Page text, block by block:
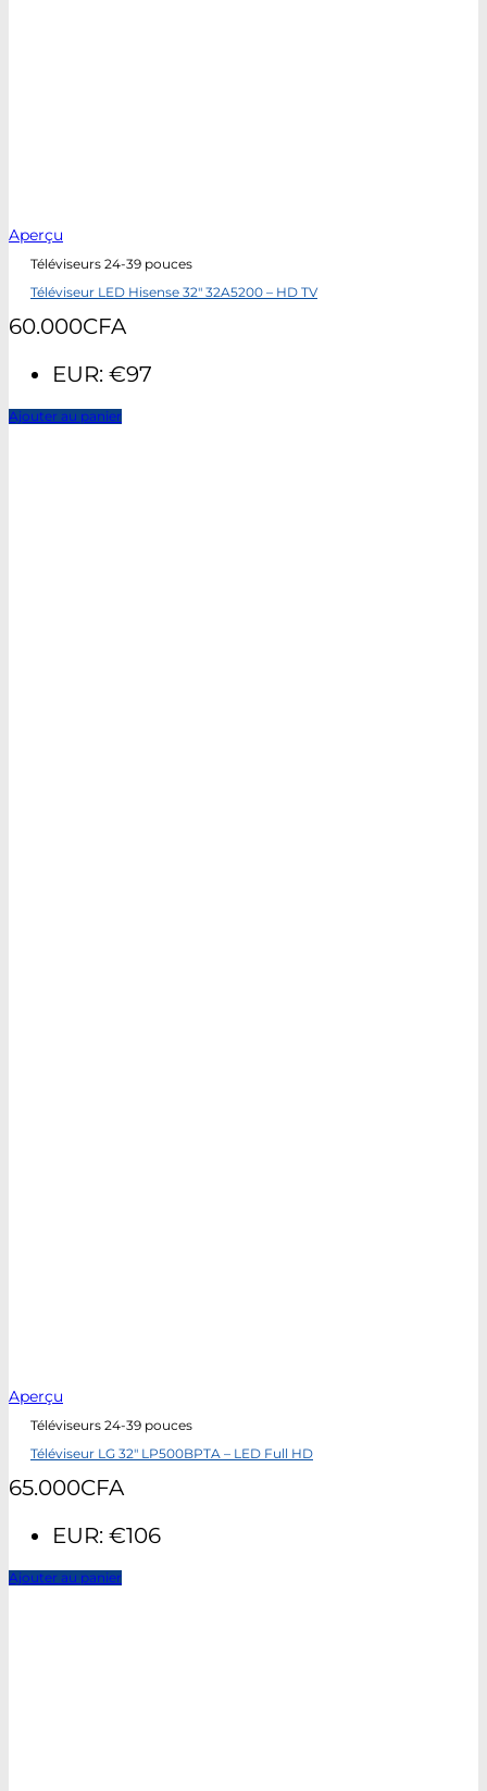
Aperçu
Téléviseurs 24-39 pouces
Téléviseur LED Hisense 32″ 32A5200 – HD TV
60.000CFA
EUR: €97
Ajouter au panier
Aperçu
Téléviseurs 24-39 pouces
Téléviseur LG 32″ LP500BPTA – LED Full HD
65.000CFA
EUR: €106
Ajouter au panier